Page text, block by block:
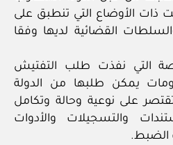
ذات الأوضاع التي تنطبق على
القضائية لديها وفقا
التي نفذت طلب التفتيش
يمكن طلبها من الدولة
على نوعية وحالة وتكامل
والتسجيلات والأدوات
الضبط.